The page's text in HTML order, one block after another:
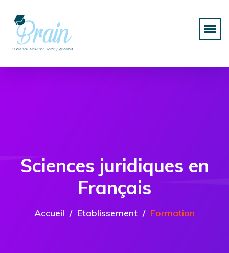
Sciences juridiques en
Français
Accueil Etablissement Formation